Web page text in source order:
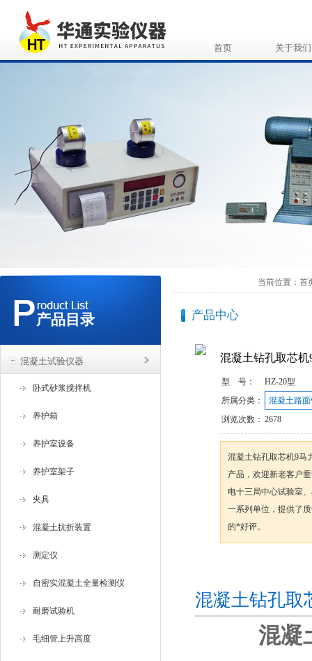
首页 关于我们
产品目录
混凝土试验仪器
卧式砂浆搅拌机
养护箱
养护室设备
养护室架子
夹具
混凝土抗折装置
测定仪
自密实混凝土全量检测仪
耐磨试验机
毛细管上升高度
当前位置： 首
产品中心
混凝土钻孔取芯
型 号：
HZ-20型
所属分类：
混凝土路
浏览次数： 2678
混凝土钻孔取芯机9马
产品，欢迎新老客户
电十三局中心试验室
一系列单位，提供了
的*好评。
混凝土钻孔取
混凝